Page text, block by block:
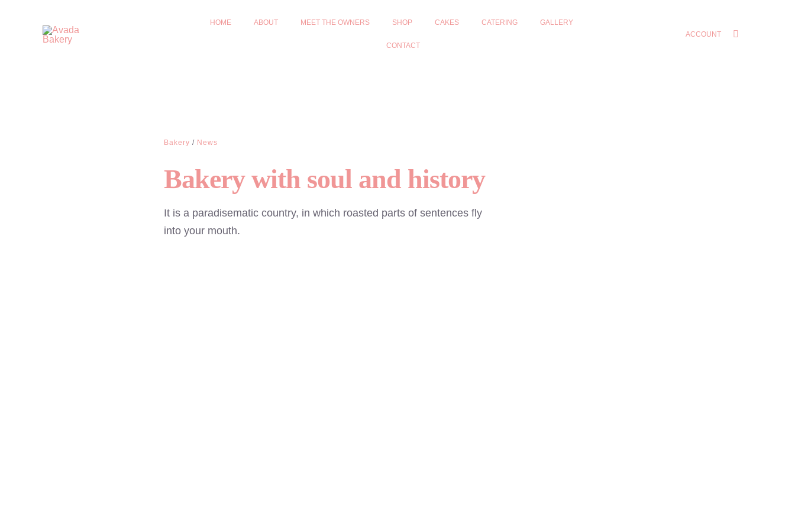
HOME ABOUT MEET THE OWNERS SHOP CAKES CATERING GALLERY
CONTACT
ACCOUNT
Bakery / News
Bakery with soul and history
It is a paradisematic country, in which roasted parts of sentences fly
into your mouth.